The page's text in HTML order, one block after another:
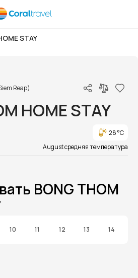
STAY
Reap)
HOME STAY
28 °C
August средняя температура
BONG THOM
10 11 12 13 14